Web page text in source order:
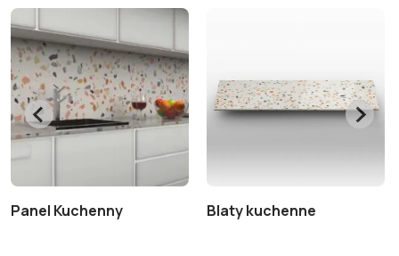
Panel Kuchenny Blaty kuchenne